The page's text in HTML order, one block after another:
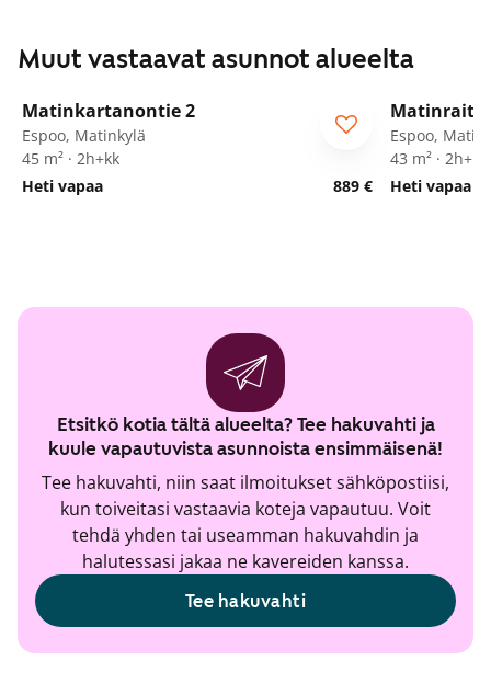
Muut vastaavat asunnot alueelta
ARA
Matinkartanontie 2
Espoo, Matinkylä
45 m² · 2h+kk
Heti vapaa
889 €
Matinraitti
Espoo,
43 m² · 2h+kk
Heti vapaa
Etsitkö kotia tältä alueelta? Tee hakuvahti ja
kuule vapautuvista asunnoista ensimmäisenä!
Tee hakuvahti, niin saat ilmoitukset sähköpostiisi,
kun toiveitasi vastaavia koteja vapautuu. Voit
tehdä yhden tai useamman hakuvahdin ja
halutessasi jakaa ne kavereiden kanssa.
Tee hakuvahti